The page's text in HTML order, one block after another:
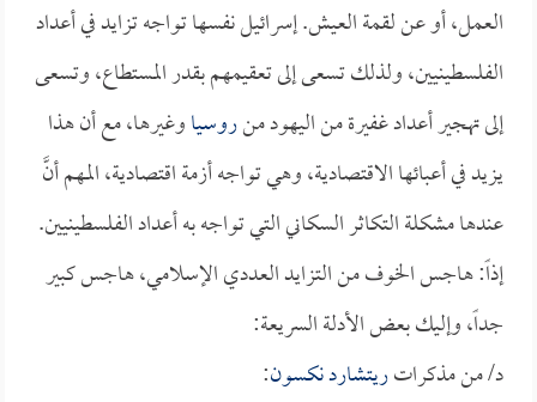
العمل، أو عن لقمة العيش. إسرائيل نفسها تواجه تزايد في أعداد
الفلسطينيين، ولذلك تسعى إلى تعقيمهم بقدر المستطاع، وتسعى
إلى تهجير أعداد غفيرة من اليهود منروسياوغيرها، مع أن هذا
يزيد في أعبائها الاقتصادية، وهي تواجه أزمة اقتصادية، المهم أنَّ
عندها مشكلة التكاثر السكاني التي تواجه به أعداد الفلسطينيين.
إذاً: هاجس الخوف من التزايد العددي الإسلامي، هاجس كبير
جداً، وإليك بعض الأدلة السريعة:
د/ من مذكراتريتشارد نكسون: